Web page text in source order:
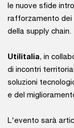
le nuove sfide
rafforzamento dei
della supply chain.
Utilitalia, in
di incontri
soluzioni
e del
L'evento sarà